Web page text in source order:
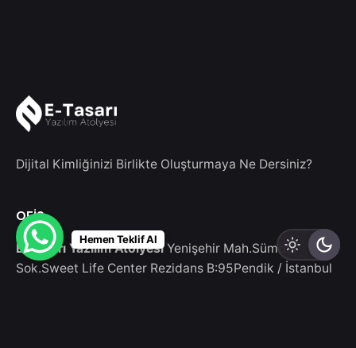
Dijital Kimliğinizi Birlikte Oluşturmaya Ne Dersiniz?
OFİS
E-Tasarı Yazılım AtölyesiYenişehir Mah.Sümbül
Sok.Sweet Life Center Rezidans B:95Pendik / İstanbul
Hemen Teklif Al